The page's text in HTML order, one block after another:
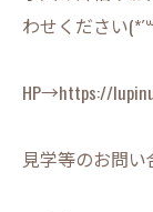
わせください
HP→https://
見学等のお問い